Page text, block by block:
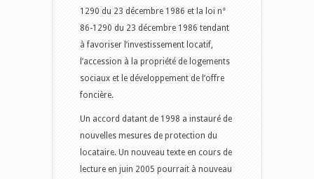
1290 du 23 décembre 1986 et la loi n°
86-1290 du 23 décembre 1986 tendant
à favoriser l’investissement locatif,
l’accession à la propriété de logements
sociaux et le développement de l’offre
foncière.
Un accord datant de 1998 a instauré de
nouvelles mesures de protection du
locataire. Un nouveau texte en cours de
lecture en juin 2005 pourrait à nouveau